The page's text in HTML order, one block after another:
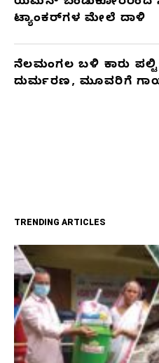
ಟ್ಯಾಂಕರ್‌ಗಳ ಮೇಲೆ ದಾಳಿ
ನೆಲಮಂಗಲ ಬಳಿ ಕಾರು
ದುರ್ಮರಣ, ಮೂವರಿಗೆ
TRENDING ARTICLES